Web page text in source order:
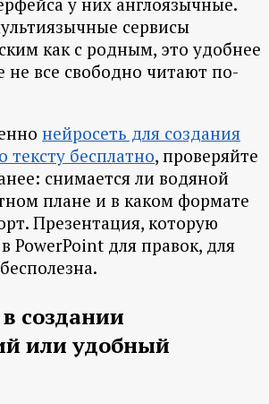
сервисы
как с родным, это удобнее
не все свободно читают по-
нейросеть для создания
тексту бесплатно, проверяйте
снимается ли водяной
плане и в каком формате
Презентация, которую
PowerPoint для правок, для
создании
или удобный